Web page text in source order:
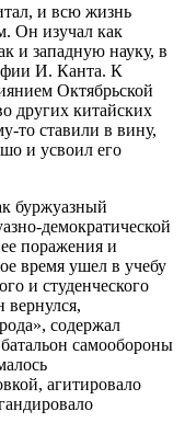
и всю жизнь
Он изучал как
и западную науку, в
И. Канта. К
Октябрьской
других китайских
то ставили в вину,
и усвоил его
буржуазный
демократической
поражения и
время ушел в учебу
и студенческого
содержал
самообороны
агитировало